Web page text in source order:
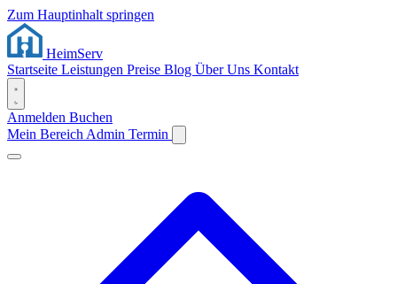
Zum Hauptinhalt springen
HeimServ
Startseite Leistungen Preise Blog Über Uns Kontakt
Anmelden Buchen
Mein Bereich Admin Termin